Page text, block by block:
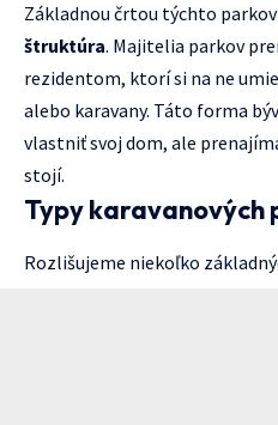
Základnou črtou týchto parkov
štruktúra. Majitelia parkov
rezidentom, ktorí si na ne
alebo karavany. Táto forma
vlastniť svoj dom, ale
stojí.
Typy karavanových
Rozlišujeme niekoľko